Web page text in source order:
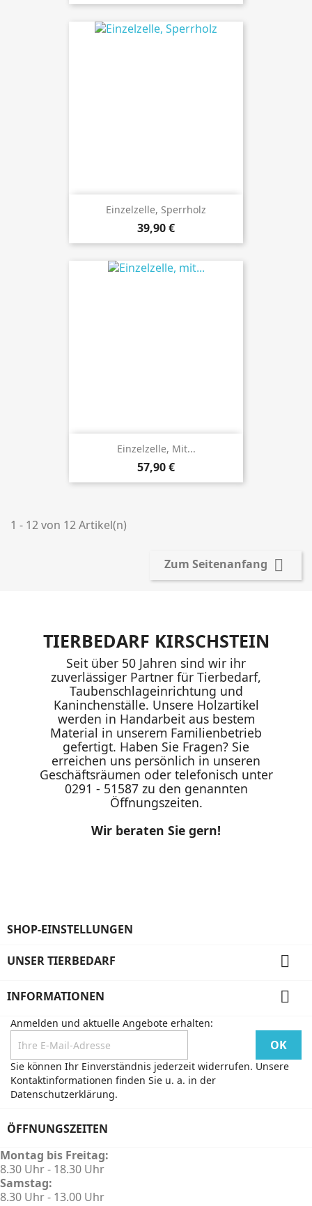
Einzelzelle, Sperrholz
Preis
39,90 €
Einzelzelle, Mit...
Preis
57,90 €
1 - 12 von 12 Artikel(n)
Zum Seitenanfang 
TIERBEDARF KIRSCHSTEIN
Seit über 50 Jahren sind wir ihr
zuverlässiger Partner für Tierbedarf,
Taubenschlageinrichtung und
Kaninchenställe. Unsere Holzartikel
werden in Handarbeit aus bestem
Material in unserem Familienbetrieb
gefertigt. Haben Sie Fragen? Sie
erreichen uns persönlich in unseren
Geschäftsräumen oder telefonisch unter
0291 - 51587 zu den genannten
Öffnungszeiten.
Wir beraten Sie gern!
SHOP-EINSTELLUNGEN
UNSER TIERBEDARF 
INFORMATIONEN 
Anmelden und aktuelle Angebote erhalten:
Sie können Ihr Einverständnis jederzeit widerrufen. Unsere
Kontaktinformationen finden Sie u. a. in der
Datenschutzerklärung.
ÖFFNUNGSZEITEN
Montag bis Freitag:
8.30 Uhr - 18.30 Uhr
Samstag:
8.30 Uhr - 13.00 Uhr